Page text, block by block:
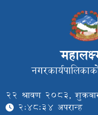
22 श्रावण 2083,
2:48:34 अपरान्ह